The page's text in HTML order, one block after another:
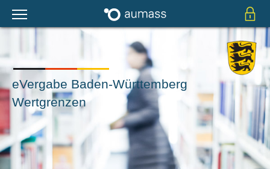
eVergabe Baden-Württemberg
Wertgrenzen